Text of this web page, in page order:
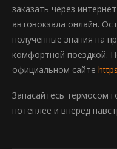
заказать через
автовокзала онлайн.
полученные знания на
комфортной поездкой.
официальном сайте
Запасайтесь термосом
потеплее и вперед